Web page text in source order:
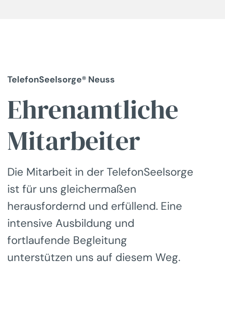
TelefonSeelsorge® Neuss
Ehrenamtliche
Mitarbeiter
Die Mitarbeit in der TelefonSeelsorge
ist für uns gleichermaßen
herausfordernd und erfüllend. Eine
intensive Ausbildung und
fortlaufende Begleitung
unterstützen uns auf diesem Weg.